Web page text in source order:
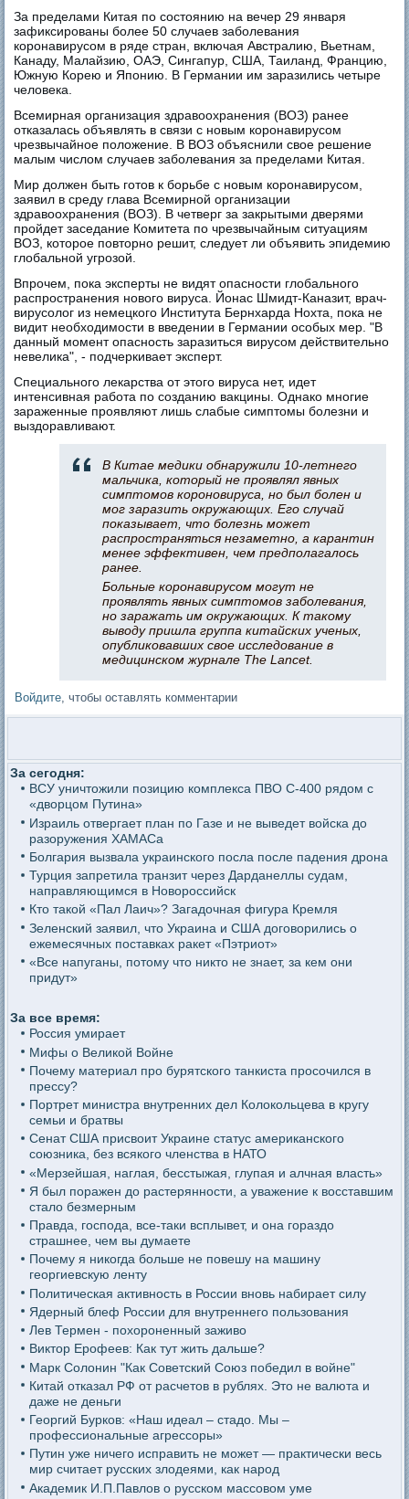
За пределами Китая по состоянию на вечер 29 января
зафиксированы более 50 случаев заболевания
коронавирусом в ряде стран, включая Австралию, Вьетнам,
Канаду, Малайзию, ОАЭ, Сингапур, США, Таиланд, Францию,
Южную Корею и Японию. В Германии им заразились четыре
человека.
Всемирная организация здравоохранения (ВОЗ) ранее
отказалась объявлять в связи с новым коронавирусом
чрезвычайное положение. В ВОЗ объяснили свое решение
малым числом случаев заболевания за пределами Китая.
Мир должен быть готов к борьбе с новым коронавирусом,
заявил в среду глава Всемирной организации
здравоохранения (ВОЗ). В четверг за закрытыми дверями
пройдет заседание Комитета по чрезвычайным ситуациям
ВОЗ, которое повторно решит, следует ли объявить эпидемию
глобальной угрозой.
Впрочем, пока эксперты не видят опасности глобального
распространения нового вируса. Йонас Шмидт-Каназит, врач-
вирусолог из немецкого Института Бернхарда Нохта, пока не
видит необходимости в введении в Германии особых мер. "В
данный момент опасность заразиться вирусом действительно
невелика", - подчеркивает эксперт.
Специального лекарства от этого вируса нет, идет
интенсивная работа по созданию вакцины. Однако многие
зараженные проявляют лишь слабые симптомы болезни и
выздоравливают.
В Китае медики обнаружили 10-летнего
мальчика, который не проявлял явных
симптомов короновируса, но был болен и
мог заразить окружающих. Его случай
показывает, что болезнь может
распространяться незаметно, а карантин
менее эффективен, чем предполагалось
ранее.
Больные коронавирусом могут не
проявлять явных симптомов заболевания,
но заражать им окружающих. К такому
выводу пришла группа китайских ученых,
опубликовавших свое исследование в
медицинском журнале The Lancet.
Войдите, чтобы оставлять комментарии
За сегодня:
ВСУ уничтожили позицию комплекса ПВО С-400 рядом с
«дворцом Путина»
Израиль отвергает план по Газе и не выведет войска до
разоружения ХАМАСа
Болгария вызвала украинского посла после падения дрона
Турция запретила транзит через Дарданеллы судам,
направляющимся в Новороссийск
Кто такой «Пал Лаич»? Загадочная фигура Кремля
Зеленский заявил, что Украина и США договорились о
ежемесячных поставках ракет «Пэтриот»
«Все напуганы, потому что никто не знает, за кем они
придут»
За все время:
Россия умирает
Мифы о Великой Войне
Почему материал про бурятского танкиста просочился в
прессу?
Портрет министра внутренних дел Колокольцева в кругу
семьи и братвы
Сенат США присвоит Украине статус американского
союзника, без всякого членства в НАТО
«Мерзейшая, наглая, бесстыжая, глупая и алчная власть»
Я был поражен до растерянности, а уважение к восставшим
стало безмерным
Правда, господа, все-таки всплывет, и она гораздо
страшнее, чем вы думаете
Почему я никогда больше не повешу на машину
георгиевскую ленту
Политическая активность в России вновь набирает силу
Ядерный блеф России для внутреннего пользования
Лев Термен - похороненный заживо
Виктор Ерофеев: Как тут жить дальше?
Марк Солонин "Как Советский Союз победил в войне"
Китай отказал РФ от расчетов в рублях. Это не валюта и
даже не деньги
Георгий Бурков: «Наш идеал – стадо. Мы –
профессиональные агрессоры»
Путин уже ничего исправить не может — практически весь
мир считает русских злодеями, как народ
Академик И.П.Павлов о русском массовом уме